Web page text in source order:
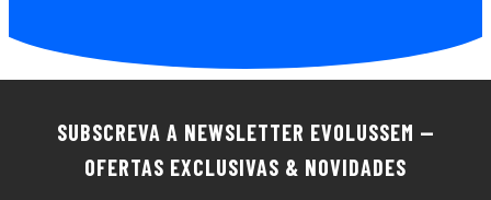
SUBSCREVA A NEWSLETTER EVOLUSSEM —
OFERTAS EXCLUSIVAS & NOVIDADES